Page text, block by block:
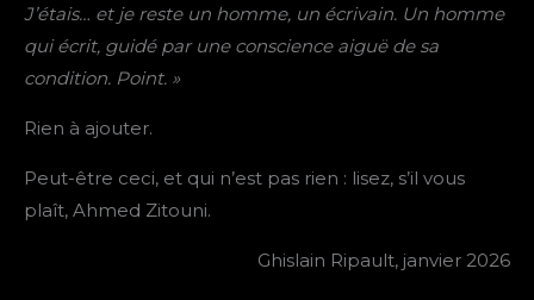
J’étais… et je reste un homme, un écrivain. Un homme
qui écrit, guidé par une conscience aiguë de sa
condition. Point. »
Rien à ajouter.
Peut-être ceci, et qui n’est pas rien : lisez, s’il vous
plaît, Ahmed Zitouni.
Ghislain Ripault, janvier 2026